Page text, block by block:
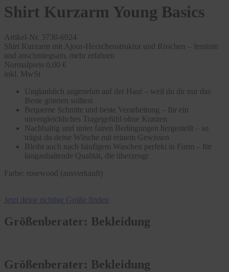
Shirt Kurzarm Young Basics
Artikel-Nr. 3730-6924
Shirt Kurzarm mit Ajour-Herzchenstruktur und Röschen – feminin
und anschmiegsam. mehr erfahren
Normalpreis 0,00 €
inkl. MwSt
Unglaublich angenehm auf der Haut – weil du dir nur das
Beste gönnen solltest
Bequeme Schnitte und beste Verarbeitung – für ein
unvergleichliches Tragegefühl ohne Kratzen
Nachhaltig und unter fairen Bedingungen hergestellt – so
trägst du deine Wäsche mit reinem Gewissen
Bleibt auch nach häufigem Waschen perfekt in Form – für
langanhaltende Qualität, die überzeugt
Farbe: rosewood (ausverkauft)
Jetzt deine richtige Größe finden
Größenberater: Bekleidung
Größenberater: Bekleidung